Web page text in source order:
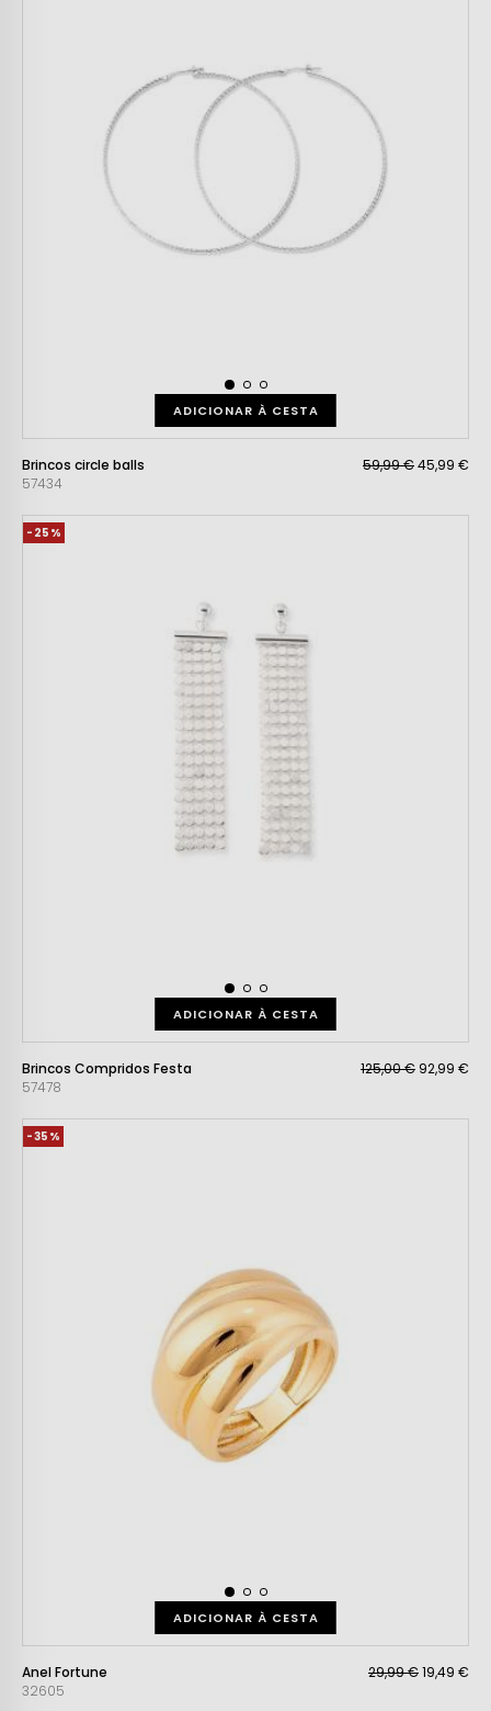
ADICIONAR À CESTA
Brincos circle balls
57434
59,99 €45,99 €
-25%
ADICIONAR À CESTA
Brincos Compridos Festa
57478
125,00 € 92,99 €
-35%
ADICIONAR À CESTA
Anel Fortune
32605
29,99 €19,49 €